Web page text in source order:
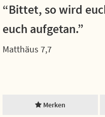
“Bittet, so wird
euch aufgetan.”
Matthäus 7,7
Merken